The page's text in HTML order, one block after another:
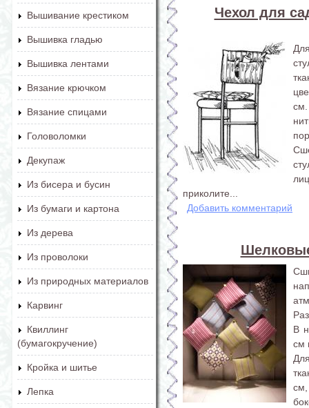
Вышивание крестиком
Вышивка гладью
Вышивка лентами
Вязание крючком
Вязание спицами
Головоломки
Декупаж
Из бисера и бусин
Из бумаги и картона
Из дерева
Из проволоки
Из природных материалов
Карвинг
Квиллинг
(бумагокручение)
Кройка и шитье
Лепка
Чехол для
приколите...
Добавить комментарий
В
см